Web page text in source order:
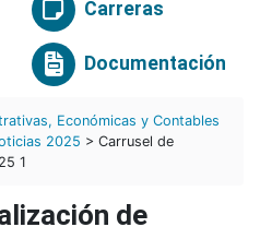
Carreras
Documentación
Económicas y Contables
2025 > Carrusel de
1
de